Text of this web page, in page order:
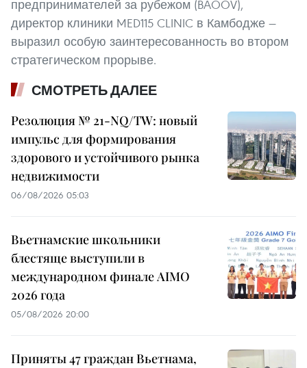
предпринимателей за рубежом (BAOOV),
директор клиники MED115 CLINIC в Камбодже —
выразил особую заинтересованность во втором
стратегическом прорыве.
СМОТРЕТЬ ДАЛЕЕ
Резолюция № 21-NQ/TW: новый
импульс для формирования
здорового и устойчивого рынка
недвижимости
06/08/2026 05:03
Вьетнамские школьники
блестяще выступили в
международном финале AIMO
2026 года
05/08/2026 20:00
Приняты 47 граждан Вьетнама,